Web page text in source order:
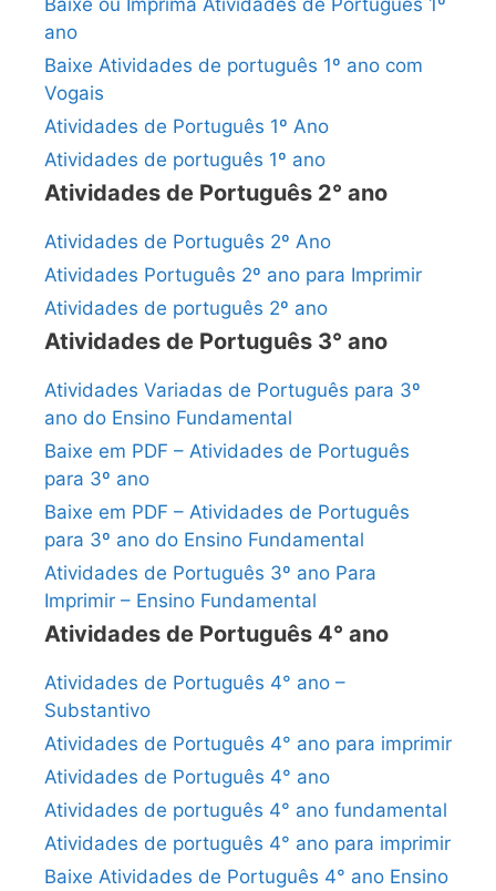
ano
Baixe Atividades de português 1º ano com
Vogais
Atividades de Português 1º Ano
Atividades de português 1º ano
Atividades de Português 2° ano
Atividades de Português 2º Ano
Atividades Português 2º ano para Imprimir
Atividades de português 2º ano
Atividades de Português 3° ano
Atividades Variadas de Português para 3º
ano do Ensino Fundamental
Baixe em PDF – Atividades de Português
para 3º ano
Baixe em PDF – Atividades de Português
para 3º ano do Ensino Fundamental
Atividades de Português 3º ano Para
Imprimir – Ensino Fundamental
Atividades de Português 4° ano
Atividades de Português 4° ano –
Substantivo
Atividades de Português 4° ano para imprimir
Atividades de Português 4° ano
Atividades de português 4° ano fundamental
Atividades de português 4° ano para imprimir
Baixe Atividades de Português 4° ano Ensino